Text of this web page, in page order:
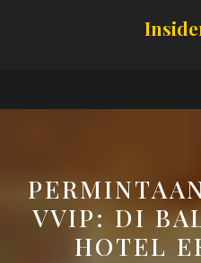
Open
VVIP: DI
HOTEL